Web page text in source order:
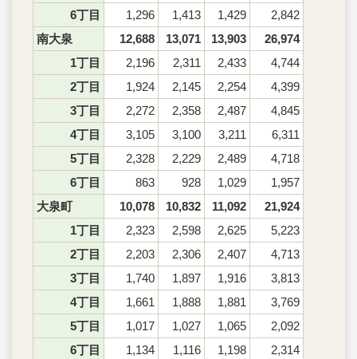
6丁目 1,296 1,413 1,429
2,842
南大泉
12,688 13,071 13,903
26,974
1丁目
2,196 2,311 2,433
4,744
2丁目
1,924 2,145 2,254
4,399
3丁目
2,272 2,358 2,487
4,845
4丁目
3,105 3,100 3,211
6,311
5丁目
2,328 2,229 2,489
4,718
6丁目
863 928 1,029
1,957
大泉町
10,078 10,832 11,092
21,924
1丁目
2,323 2,598 2,625
5,223
2丁目
2,203 2,306 2,407
4,713
3丁目
1,740 1,897 1,916
3,813
4丁目
1,661 1,888 1,881
3,769
5丁目
1,017 1,027 1,065
2,092
6丁目
1,134 1,116 1,198
2,314